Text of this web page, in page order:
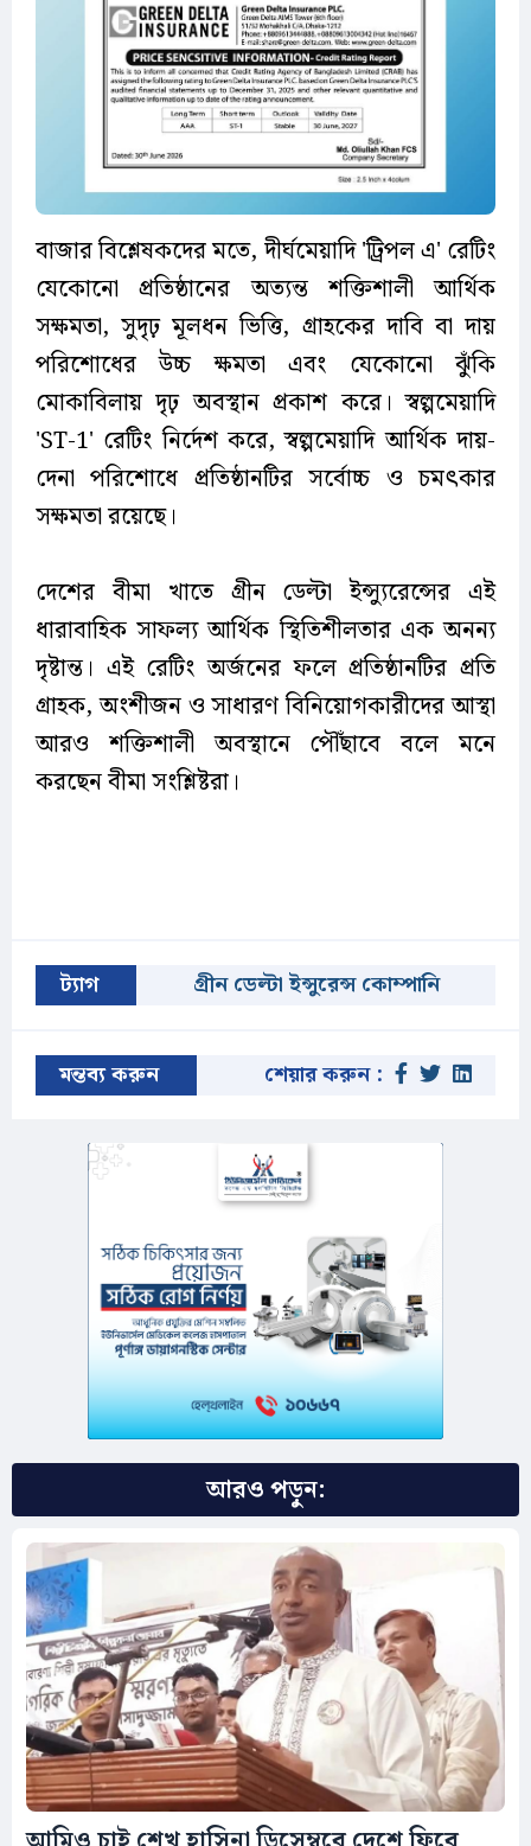
বাজার বিশ্লেষকদের মতে, দীর্ঘমেয়াদি 'ট্রিপল এ' রেটিং
যেকোনো প্রতিষ্ঠানের অত্যন্ত শক্তিশালী আর্থিক
সক্ষমতা, সুদৃঢ় মূলধন ভিত্তি, গ্রাহকের দাবি বা দায়
পরিশোধের উচ্চ ক্ষমতা এবং যেকোনো ঝুঁকি
মোকাবিলায় দৃঢ় অবস্থান প্রকাশ করে। স্বল্পমেয়াদি
'ST-1' রেটিং নির্দেশ করে, স্বল্পমেয়াদি আর্থিক দায়-
দেনা পরিশোধে প্রতিষ্ঠানটির সর্বোচ্চ ও চমৎকার
সক্ষমতা রয়েছে।
দেশের বীমা খাতে গ্রীন ডেল্টা ইন্স্যুরেন্সের এই
ধারাবাহিক সাফল্য আর্থিক স্থিতিশীলতার এক অনন্য
দৃষ্টান্ত। এই রেটিং অর্জনের ফলে প্রতিষ্ঠানটির প্রতি
গ্রাহক, অংশীজন ও সাধারণ বিনিয়োগকারীদের আস্থা
আরও শক্তিশালী অবস্থানে পৌঁছাবে বলে মনে
করছেন বীমা সংশ্লিষ্টরা।
ট্যাগ গ্রীন ডেল্টা ইন্সুরেন্স কোম্পানি
মন্তব্য করুন শেয়ার করুন :
আরও পড়ুন: